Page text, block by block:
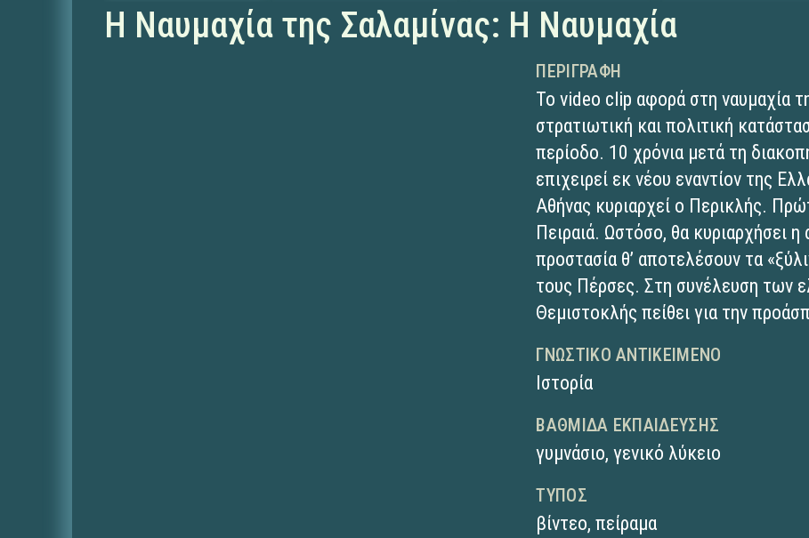
H Ναυμαχία της Σαλαμίνας: Η Ναυμαχία
ΠΕΡΙΓΡΑΦΉ
Το video clip αφορά στη ναυμαχία
στρατιωτική και πολιτική
περίοδο. 10 χρόνια μετά τη
επιχειρεί εκ νέου εναντίον της
Αθήνας κυριαρχεί ο Περικλής.
Πειραιά. Ωστόσο, θα κυριαρχήσει
προστασία θ’ αποτελέσουν τα
τους Πέρσες. Στη συνέλευση των
Θεμιστοκλής πείθει για την
ΓΝΩΣΤΙΚΌ ΑΝΤΙΚΕΊΜΕΝΟ
Ιστορία
ΒΑΘΜΊΔΑ ΕΚΠΑΊΔΕΥΣΗΣ
γυμνάσιο,γενικό λύκειο
ΤΎΠΟΣ
βίντεο,πείραμα